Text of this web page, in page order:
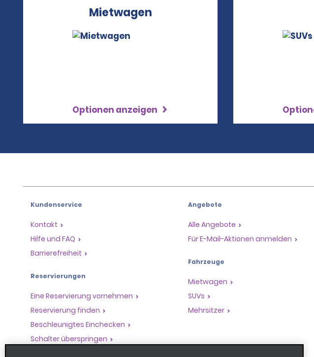
Mietwagen
Optionen anzeigen
Kundenservice
Kontakt
Hilfe und FAQ
Barrierefreiheit
Reservierungen
Eine Reservierung vornehmen
Reservierung finden
Beschleunigtes Einchecken
Schalter überspringen
Angebote
Alle Angebote
Für E-Mail-Aktionen anmelden
Fahrzeuge
Mietwagen
SUVs
Mehrsitzer